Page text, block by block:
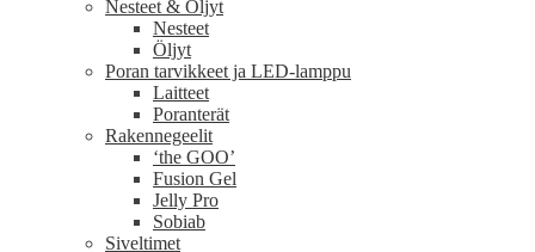
Nesteet & Öljyt
Nesteet
Öljyt
Poran tarvikkeet ja LED-lamppu
Laitteet
Poranterät
Rakennegeelit
‘the GOO’
Fusion Gel
Jelly Pro
Sobiab
Siveltimet